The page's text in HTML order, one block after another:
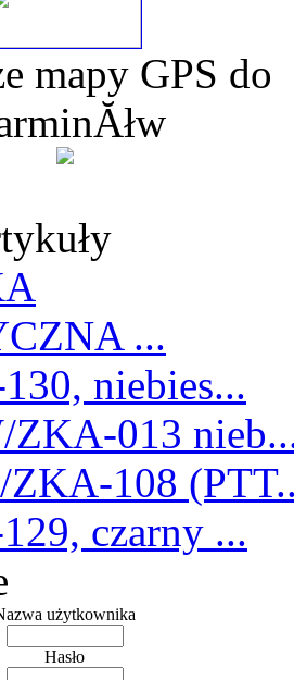
mapy GPS do
...
niebies...
ZKA-013
ZKA-108
czarny ...
użytkownika
Hasło